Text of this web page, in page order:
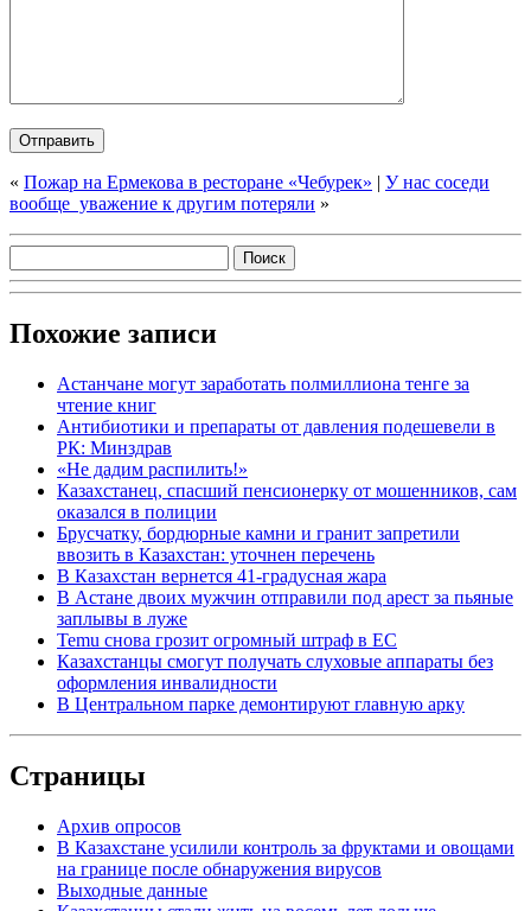
« Пожар на Ермекова в ресторане «Чебурек» | У нас соседи
вообще уважение к другим потеряли »
Похожие записи
Астанчане могут заработать полмиллиона тенге за
чтение книг
Антибиотики и препараты от давления подешевели в
РК: Минздрав
«Не дадим распилить!»
Казахстанец, спасший пенсионерку от мошенников, сам
оказался в полиции
Брусчатку, бордюрные камни и гранит запретили
ввозить в Казахстан: уточнен перечень
В Казахстан вернется 41-градусная жара
В Астане двоих мужчин отправили под арест за пьяные
заплывы в луже
Temu снова грозит огромный штраф в ЕС
Казахстанцы смогут получать слуховые аппараты без
оформления инвалидности
В Центральном парке демонтируют главную арку
Страницы
Архив опросов
В Казахстане усилили контроль за фруктами и овощами
на границе после обнаружения вирусов
Выходные данные